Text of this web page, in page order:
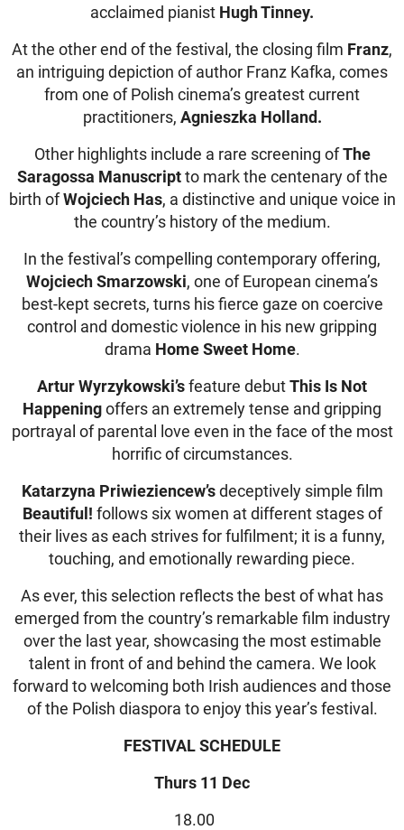
acclaimed pianist Hugh Tinney.
At the other end of the festival, the closing film Franz,
an intriguing depiction of author Franz Kafka, comes
from one of Polish cinema’s greatest current
practitioners, Agnieszka Holland.
Other highlights include a rare screening ofThe
Saragossa Manuscriptto mark the centenary of the
birth ofWojciech Has, a distinctive and unique voice in
the country’s history of the medium.
In the festival’s compelling contemporary offering,
Wojciech Smarzowski, one of European cinema’s
best-kept secrets, turns his fierce gaze on coercive
control and domestic violence in his new gripping
drama Home Sweet Home.
Artur Wyrzykowski’sfeature debutThis Is Not
Happeningoffers an extremely tense and gripping
portrayal of parental love even in the face of the most
horrific of circumstances.
Katarzyna Priwieziencew’sdeceptively simple film
Beautiful! follows six women at different stages of
their lives as each strives for fulfilment; it is a funny,
touching, and emotionally rewarding piece.
As ever, this selection reflects the best of what has
emerged from the country’s remarkable film industry
over the last year, showcasing the most estimable
talent in front of and behind the camera. We look
forward to welcoming both Irish audiences and those
of the Polish diaspora to enjoy this year’s festival.
FESTIVAL SCHEDULE
Thurs 11 Dec
18.00